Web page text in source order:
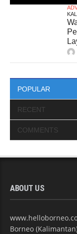
POPULAR
RECENT
COMMENTS
ABOUT US
Borneo